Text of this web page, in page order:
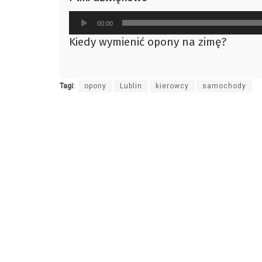
Odtwarzacz
plików
dźwiękowych
00:00
Kiedy wymienić opony na zimę?
Tagi: opony Lublin kierowcy samochody